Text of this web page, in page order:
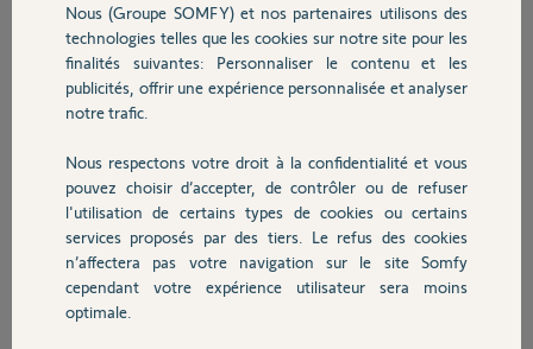
Sécurité
Domotique
Chauffage
Autres produits
J'ai un portail motorisé Siminor C400 qui posséde aussi un
télécommande.
Jusqu'à présent je pilotais mon portail et ma porte de garage avec la
même télécommande.
mon portail avec la même télécommande keygo.
j'ai essayé quelques manipulation sur le moteur et je n'y parviens pas.
Existe-t-il un kit chez somfy pour piloter une autre marque de
moteur de portail ?
Nous (Groupe SOMFY) et nos partenaires utilisons des
technologies telles que les cookies sur notre site pour les
finalités suivantes: Personnaliser le contenu et les
publicités, offrir une expérience personnalisée et analyser
notre trafic.
Nous respectons votre droit à la confidentialité et vous
pouvez choisir d’accepter, de contrôler ou de refuser
l'utilisation de certains types de cookies ou certains
services proposés par des tiers. Le refus des cookies
n’affectera pas votre navigation sur le site Somfy
cependant votre expérience utilisateur sera moins
optimale.